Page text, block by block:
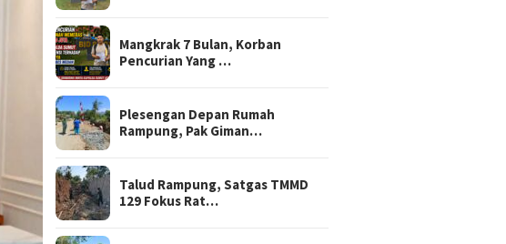
Mangkrak 7 Bulan, Korban
Pencurian Yang …
Plesengan Depan Rumah
Rampung, Pak Giman…
Talud Rampung, Satgas TMMD
129 Fokus Rat…